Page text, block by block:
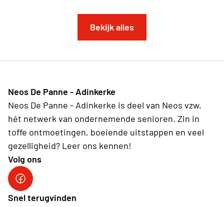
Bekijk alles
Neos De Panne - Adinkerke
Neos De Panne - Adinkerke is deel van Neos vzw,
hét netwerk van ondernemende senioren. Zin in
toffe ontmoetingen, boeiende uitstappen en veel
gezelligheid? Leer ons kennen!
Volg ons
Facebookpagina Neos De Panne - Adinkerke
Snel terugvinden